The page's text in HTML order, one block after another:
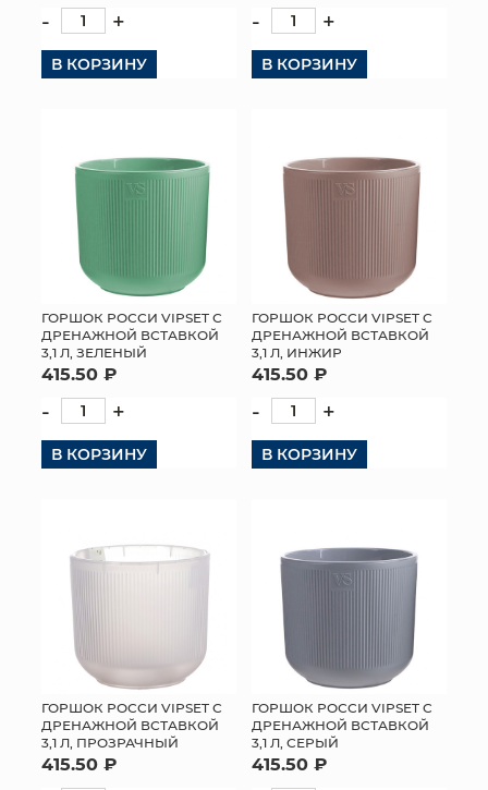
- +
В КОРЗИНУ
- +
В КОРЗИНУ
ГОРШОК РОССИ VIPSET С
ДРЕНАЖНОЙ ВСТАВКОЙ
3,1 Л, ЗЕЛЕНЫЙ
415.50 ₽
- +
В КОРЗИНУ
ГОРШОК РОССИ VIPSET С
ДРЕНАЖНОЙ ВСТАВКОЙ
3,1 Л, ИНЖИР
415.50 ₽
- +
В КОРЗИНУ
ГОРШОК РОССИ VIPSET С
ДРЕНАЖНОЙ ВСТАВКОЙ
3,1 Л, ПРОЗРАЧНЫЙ
415.50 ₽
ГОРШОК РОССИ VIPSET С
ДРЕНАЖНОЙ ВСТАВКОЙ
3,1 Л, СЕРЫЙ
415.50 ₽